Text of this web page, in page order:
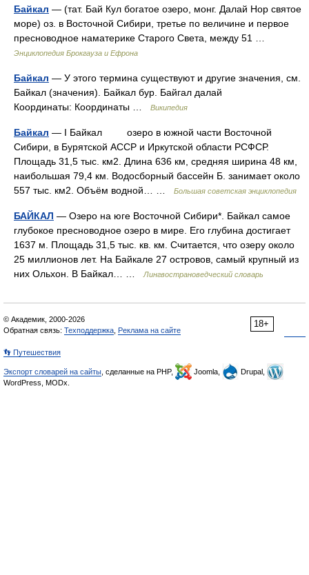
Байкал — (тат. Бай Кул богатое озеро, монг. Далай Нор святое
море) оз. в Восточной Сибири, третье по величине и первое
пресноводное наматерике Старого Света, между 51 …
Энциклопедия Брокгауза и Ефрона
Байкал — У этого термина существуют и другие значения, см.
Байкал (значения). Байкал бур. Байгал далай
Координаты: Координаты …
Википедия
Байкал — I Байкал озеро в южной части Восточной
Сибири, в Бурятской АССР и Иркутской области РСФСР.
Площадь 31,5 тыс. км2. Длина 636 км, средняя ширина 48 км,
наибольшая 79,4 км. Водосборный бассейн Б. занимает около
557 тыс. км2. Объём водной… …
Большая советская энциклопедия
БАЙКАЛ — Озеро на юге Восточной Сибири*. Байкал самое
глубокое пресноводное озеро в мире. Его глубина достигает
1637 м. Площадь 31,5 тыс. кв. км. Считается, что озеру около
25 миллионов лет. На Байкале 27 островов, самый крупный из
них Ольхон. В Байкал… …
Лингвострановедческий словарь
18+
© Академик, 2000-2026
Обратная связь: Техподдержка Реклама на сайте
👣 Путешествия
Экспорт словарей на сайты , сделанные на PHP, Joomla,
Drupal,
WordPress, MODx.